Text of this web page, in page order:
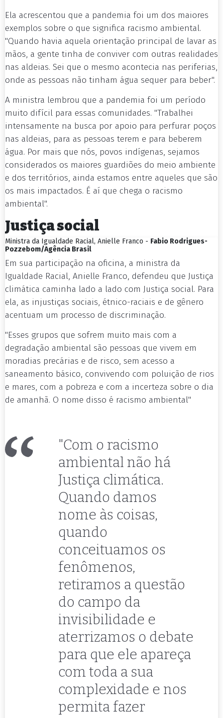
Ela acrescentou que a pandemia foi um dos maiores
exemplos sobre o que significa racismo ambiental.
"Quando havia aquela orientação principal de lavar as
mãos, a gente tinha de conviver com outras realidades
nas aldeias. Sei que o mesmo acontecia nas periferias,
onde as pessoas não tinham água sequer para beber".
A ministra lembrou que a pandemia foi um período
muito difícil para essas comunidades. "Trabalhei
intensamente na busca por apoio para perfurar poços
nas aldeias, para as pessoas terem e para beberem
água. Por mais que nós, povos indígenas, sejamos
considerados os maiores guardiões do meio ambiente
e dos territórios, ainda estamos entre aqueles que são
os mais impactados. É aí que chega o racismo
ambiental".
Justiça social
Ministra da Igualdade Racial, Anielle Franco - Fabio Rodrigues-
Pozzebom/Agência Brasil
Em sua participação na oficina, a ministra da
Igualdade Racial, Anielle Franco, defendeu que Justiça
climática caminha lado a lado com Justiça social. Para
ela, as injustiças sociais, étnico-raciais e de gênero
acentuam um processo de discriminação.
"Esses grupos que sofrem muito mais com a
degradação ambiental são pessoas que vivem em
moradias precárias e de risco, sem acesso a
saneamento básico, convivendo com poluição de rios
e mares, com a pobreza e com a incerteza sobre o dia
de amanhã. O nome disso é racismo ambiental"
"Com o racismo
ambiental não há
Justiça climática.
Quando damos
nome às coisas,
quando
conceituamos os
fenômenos,
retiramos a questão
do campo da
invisibilidade e
aterrizamos o debate
para que ele apareça
com toda a sua
complexidade e nos
permita fazer